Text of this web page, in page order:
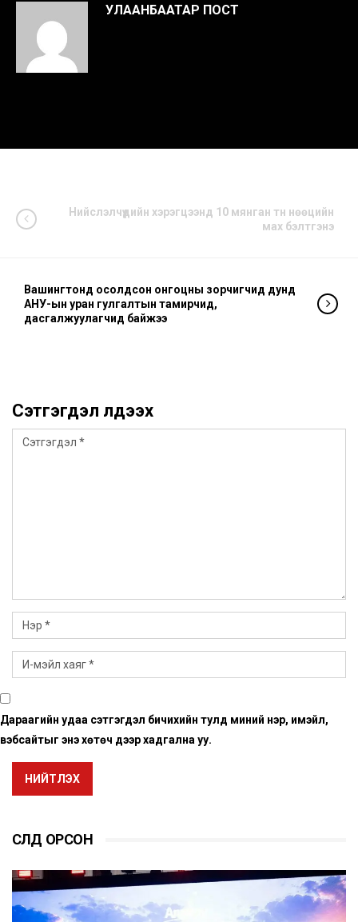
УЛААНБААТАР ПОСТ
Нийслэлчүүдийн хэрэгцээнд 10 мянган тн нөөцийн
мах бэлтгэнэ
Вашингтонд осолдсон онгоцны зорчигчид дунд
АНУ-ын уран гулгалтын тамирчид,
дасгалжуулагчид байжээ
Сэтгэгдэл үлдээх
Дараагийн удаа сэтгэгдэл бичихийн тулд миний нэр, имэйл,
вэбсайтыг энэ хөтөч дээр хадгална уу.
НИЙТЛЭХ
СҮҮЛД ОРСОН